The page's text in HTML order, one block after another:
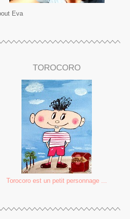
Eva
TOROCORO
Torocoro est un petit personnage ...